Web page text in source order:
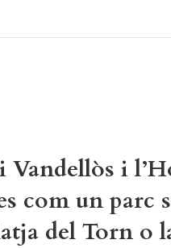
i
com un parc
del Torn o